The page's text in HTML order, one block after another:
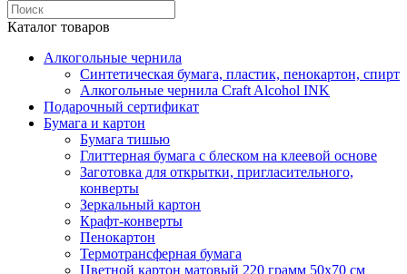
Каталог товаров
Алкогольные чернила
Синтетическая бумага, пластик, пенокартон, спирт
Алкогольные чернила Craft Alcohol INK
Подарочный сертификат
Бумага и картон
Бумага тишью
Глиттерная бумага с блеском на клеевой основе
Заготовка для открытки, пригласительного,
конверты
Зеркальный картон
Крафт-конверты
Пенокартон
Термотрансферная бумага
Цветной картон матовый 220 грамм 50х70 см